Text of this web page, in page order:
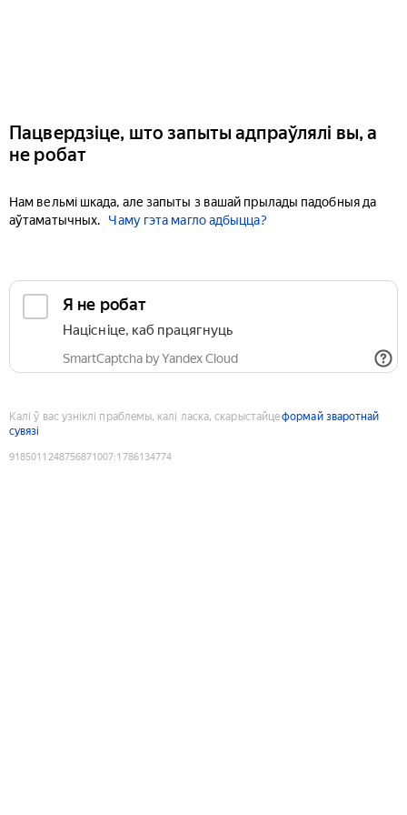
Пацвердзіце, што запыты адпраўлялі вы, а
не робат
Нам вельмі шкада, але запыты з вашай прылады падобныя да
аўтаматычных.
Чаму гэта магло адбыцца?
Я не робат
Націсніце, каб працягнуць
SmartCaptcha by Yandex Cloud
Калі ў вас узніклі праблемы, калі ласка, скарыстайцеформай зваротнай
сувязі
9185011248756871007:1786134774